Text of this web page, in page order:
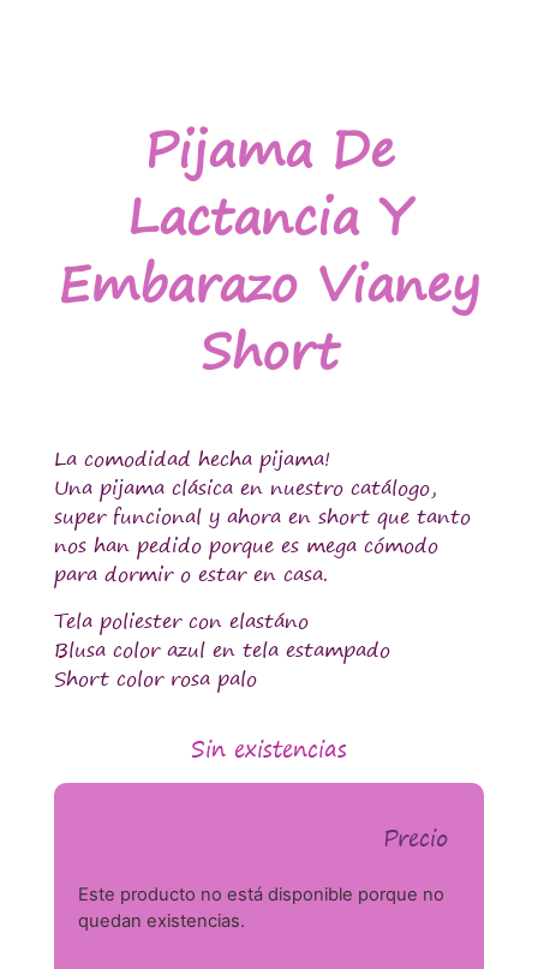
Pijama De
Lactancia Y
Embarazo Vianey
Short
La comodidad hecha pijama!
Una pijama clásica en nuestro catálogo,
super funcional y ahora en short que tanto
nos han pedido porque es mega cómodo
para dormir o estar en casa.
Tela poliester con elastáno
Blusa color azul en tela estampado
Short color rosa palo
Sin existencias
Precio
Este producto no está disponible porque no
quedan existencias.